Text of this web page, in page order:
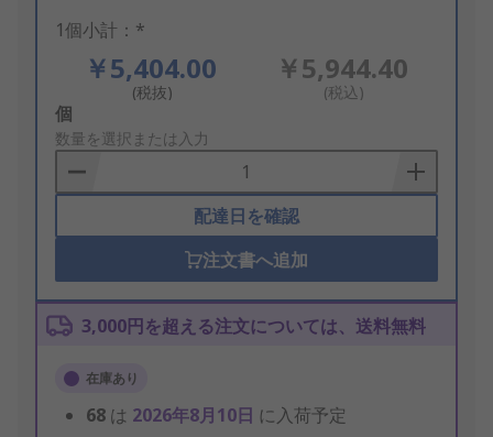
1個小計：*
￥5,404.00
(税抜)
￥5,944.40
(税込)
Add
to
Basket
個
数量を選択または入力
配達日を確認
注文書へ追加
3,000円を超える注文については、送料無料
在庫あり
68 は 2026年8月10日 に入荷予定